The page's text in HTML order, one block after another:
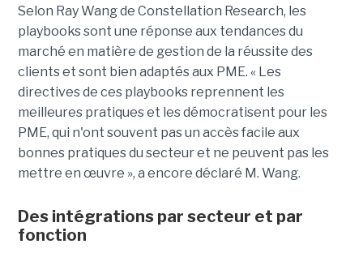
Selon Ray Wang de Constellation Research, les
playbooks sont une réponse aux tendances du
marché en matière de gestion de la réussite des
clients et sont bien adaptés aux PME. « Les
directives de ces playbooks reprennent les
meilleures pratiques et les démocratisent pour les
PME, qui n'ont souvent pas un accès facile aux
bonnes pratiques du secteur et ne peuvent pas les
mettre en œuvre », a encore déclaré M. Wang.
Des intégrations par secteur et par
fonction